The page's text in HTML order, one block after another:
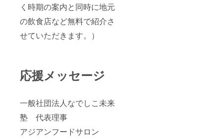
く時期の案内と同時に地元
の飲食店など無料で紹介さ
せていただきます。）
応援メッセージ
一般社団法人なでしこ未来
塾 代表理事
アジアンフードサロン